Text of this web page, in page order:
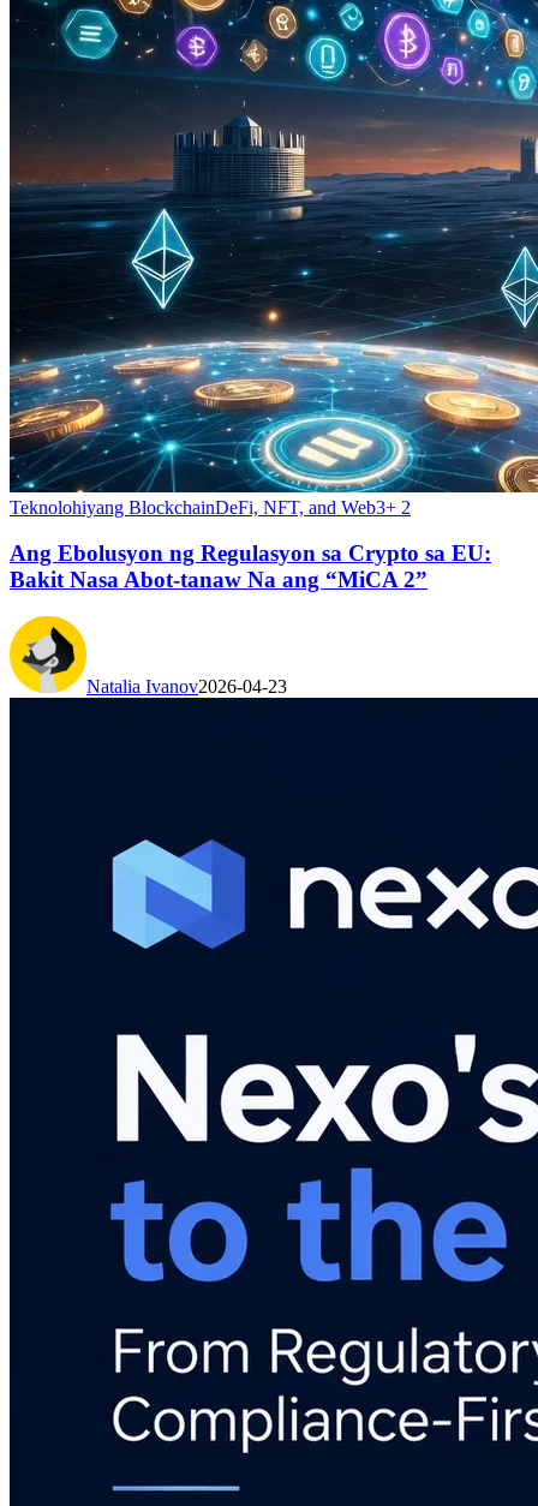
Teknolohiyang BlockchainDeFi, NFT, and Web3+ 2
Ang Ebolusyon ng Regulasyon sa Crypto sa EU:
Bakit Nasa Abot-tanaw Na ang “MiCA 2”
Natalia Ivanov2026-04-23